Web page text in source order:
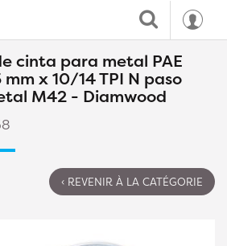
cinta para metal PAE
x 10/14 TPI N paso
M42 - Diamwood
‹ REVENIR À LA CATÉGORIE